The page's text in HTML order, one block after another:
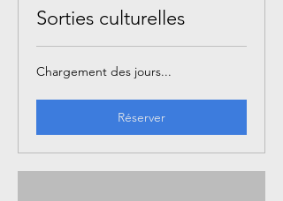
Sorties culturelles
Chargement des jours...
Réserver